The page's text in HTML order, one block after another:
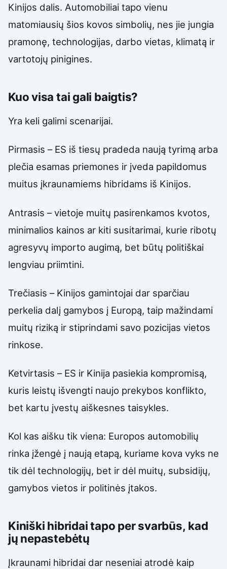
Kinijos dalis. Automobiliai tapo vienu
matomiausių šios kovos simbolių, nes jie jungia
pramonę, technologijas, darbo vietas, klimatą ir
vartotojų pinigines.
Kuo visa tai gali baigtis?
Yra keli galimi scenarijai.
Pirmasis – ES iš tiesų pradeda naują tyrimą arba
plečia esamas priemones ir įveda papildomus
muitus įkraunamiems hibridams iš Kinijos.
Antrasis – vietoje muitų pasirenkamos kvotos,
minimalios kainos ar kiti susitarimai, kurie ribotų
agresyvų importo augimą, bet būtų politiškai
lengviau priimtini.
Trečiasis – Kinijos gamintojai dar sparčiau
perkelia dalį gamybos į Europą, taip mažindami
muitų riziką ir stiprindami savo pozicijas vietos
rinkose.
Ketvirtasis – ES ir Kinija pasiekia kompromisą,
kuris leistų išvengti naujo prekybos konflikto,
bet kartu įvestų aiškesnes taisykles.
Kol kas aišku tik viena: Europos automobilių
rinka įžengė į naują etapą, kuriame kova vyks ne
tik dėl technologijų, bet ir dėl muitų, subsidijų,
gamybos vietos ir politinės įtakos.
Kiniški hibridai tapo per svarbūs, kad
jų nepastebėtų
Įkraunami hibridai dar neseniai atrodė kaip